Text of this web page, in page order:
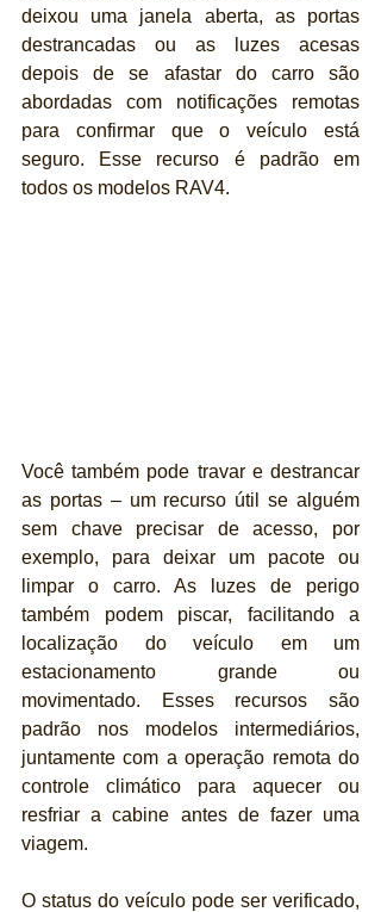
deixou uma janela aberta, as portas
destrancadas ou as luzes acesas
depois de se afastar do carro são
abordadas com notificações remotas
para confirmar que o veículo está
seguro. Esse recurso é padrão em
todos os modelos RAV4.
Você também pode travar e destrancar
as portas – um recurso útil se alguém
sem chave precisar de acesso, por
exemplo, para deixar um pacote ou
limpar o carro. As luzes de perigo
também podem piscar, facilitando a
localização do veículo em um
estacionamento grande ou
movimentado. Esses recursos são
padrão nos modelos intermediários,
juntamente com a operação remota do
controle climático para aquecer ou
resfriar a cabine antes de fazer uma
viagem.
O status do veículo pode ser verificado,